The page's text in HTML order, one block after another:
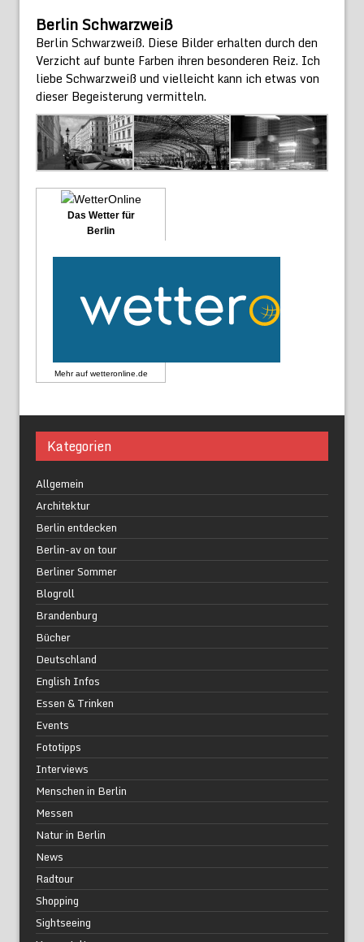
Berlin Schwarzweiß
Berlin Schwarzweiß. Diese Bilder erhalten durch den
Verzicht auf bunte Farben ihren besonderen Reiz. Ich
liebe Schwarzweiß und vielleicht kann ich etwas von
dieser Begeisterung vermitteln.
Das Wetter für
Berlin
Mehr auf wetteronline.de
Kategorien
Allgemein
Architektur
Berlin entdecken
Berlin-av on tour
Berliner Sommer
Blogroll
Brandenburg
Bücher
Deutschland
English Infos
Essen & Trinken
Events
Fototipps
Interviews
Menschen in Berlin
Messen
Natur in Berlin
News
Radtour
Shopping
Sightseeing